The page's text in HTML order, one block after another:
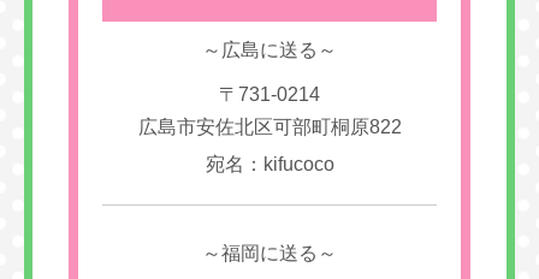
～広島に送る～
〒731-0214
広島市安佐北区可部町桐原822
宛名：kifucoco
～福岡に送る～